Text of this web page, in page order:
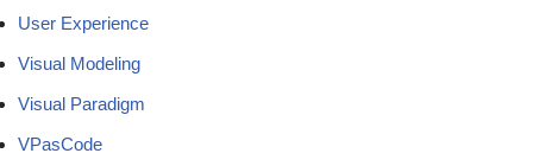
User Experience
Visual Modeling
Visual Paradigm
VPasCode